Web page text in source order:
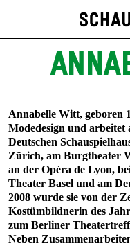
Annabelle Witt, geboren
Modedesign und
Deutschen
Zürich, am Burgtheater
an der Opéra de Lyon,
Theater Basel und am
2008 wurde sie von der
Kostümbildnerin des
zum Berliner
Neben